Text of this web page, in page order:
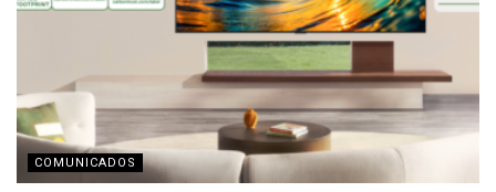
COMUNICADOS